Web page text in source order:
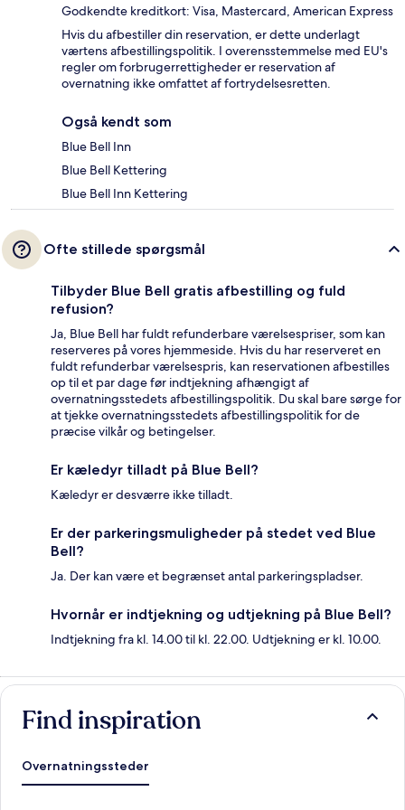
Godkendte kreditkort: Visa, Mastercard, American Express
Hvis du afbestiller din reservation, er dette underlagt
værtens afbestillingspolitik. I overensstemmelse med EU's
regler om forbrugerrettigheder er reservation af
overnatning ikke omfattet af fortrydelsesretten.
Også kendt som
Blue Bell Inn
Blue Bell Kettering
Blue Bell Inn Kettering
Ofte stillede spørgsmål
Tilbyder Blue Bell gratis afbestilling og fuld
refusion?
Ja, Blue Bell har fuldt refunderbare værelsespriser, som kan
reserveres på vores hjemmeside. Hvis du har reserveret en
fuldt refunderbar værelsespris, kan reservationen afbestilles
op til et par dage før indtjekning afhængigt af
overnatningsstedets afbestillingspolitik. Du skal bare sørge for
at tjekke overnatningsstedets afbestillingspolitik for de
præcise vilkår og betingelser.
Er kæledyr tilladt på Blue Bell?
Kæledyr er desværre ikke tilladt.
Er der parkeringsmuligheder på stedet ved Blue
Bell?
Ja. Der kan være et begrænset antal parkeringspladser.
Hvornår er indtjekning og udtjekning på Blue Bell?
Indtjekning fra kl. 14.00 til kl. 22.00. Udtjekning er kl. 10.00.
Find inspiration
Overnatningssteder